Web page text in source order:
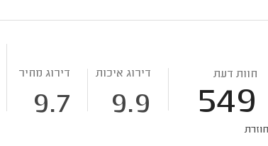
חוות דעת
549
דירוג איכות
9.9
דירוג מחיר
9.7